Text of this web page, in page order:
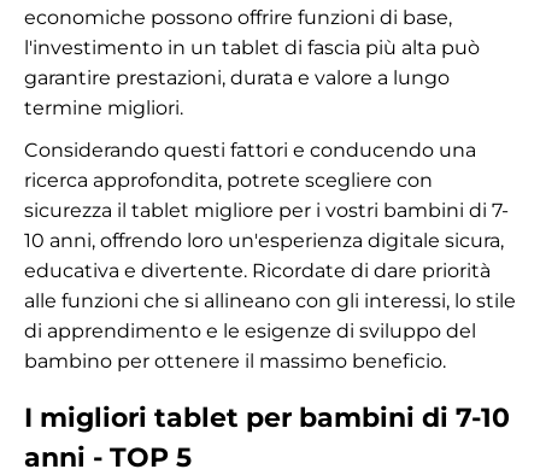
economiche possono offrire funzioni di base,
l'investimento in un tablet di fascia più alta può
garantire prestazioni, durata e valore a lungo
termine migliori.
Considerando questi fattori e conducendo una
ricerca approfondita, potrete scegliere con
sicurezza il tablet migliore per i vostri bambini di 7-
10 anni, offrendo loro un'esperienza digitale sicura,
educativa e divertente. Ricordate di dare priorità
alle funzioni che si allineano con gli interessi, lo stile
di apprendimento e le esigenze di sviluppo del
bambino per ottenere il massimo beneficio.
I migliori tablet per bambini di 7-10
anni - TOP 5